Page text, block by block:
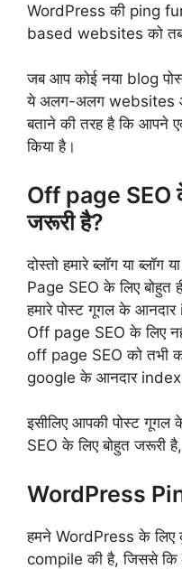
WordPress की ping
based websites को
जब आप कोई नया blog
ये अलग-अलग websites
बताने की तरह है कि आपने
किया है।
Off page SEO
जरूरी है?
दोस्तो हमारे ब्लॉग या
Page SEO के लिए बोहुत
हमारे पोस्ट गूगल के
Off page SEO के लिए
off page SEO को तभी
google के आनदार index
इसीलिए आपकी पोस्ट
SEO के लिए बोहुत जरूरी है,
WordPress
हमने WordPress के
compile की है, जिससे कि